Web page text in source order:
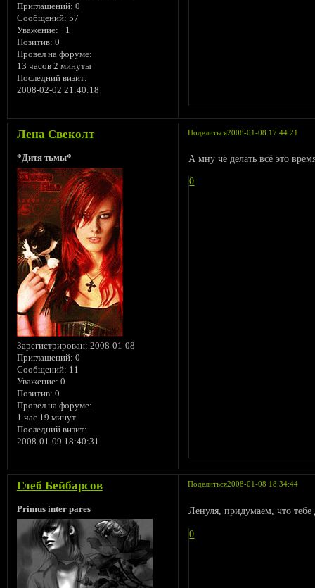
Приглашений: 0
Сообщений: 57
Уважение: +1
Позитив: 0
Провел на форуме:
13 часов 2 минуты
Последний визит:
2008-02-02 21:40:18
Поделиться2008-01-08 17:44:21
Лена Свеколт
*Дитя тьмы*
Зарегистрирован: 2008-01-08
Приглашений: 0
Сообщений: 11
Уважение: 0
Позитив: 0
Провел на форуме:
1 час 19 минут
Последний визит:
2008-01-09 18:40:31
А мну чё делать всё это
0
Поделиться2008-01-08 18:34:44
Глеб Бейбарсов
Primus inter pares Ленуля, придумаем, что тебе
0